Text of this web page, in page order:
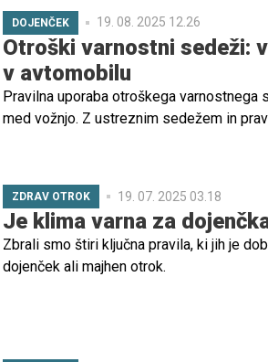
DOJENČEK 19. 08. 2025 12.26
Otroški varnostni sedeži:
v avtomobilu
Pravilna uporaba otroškega varnostnega
med vožnjo. Z ustreznim sedežem in
ZDRAV OTROK 19. 07. 2025 03.18
Je klima varna za
Zbrali smo štiri ključna pravila, ki jih je
dojenček ali majhen otrok.